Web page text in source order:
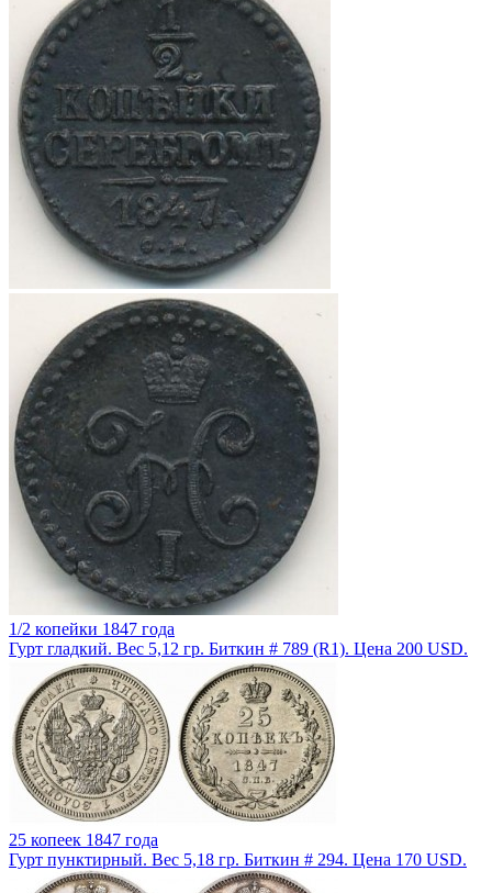
1/2 копейки 1847 года
Гурт гладкий. Вес 5,12 гр. Биткин # 789 (R1). Цена 200 USD.
25 копеек 1847 года
Гурт пунктирный. Вес 5,18 гр. Биткин # 294. Цена 170 USD.